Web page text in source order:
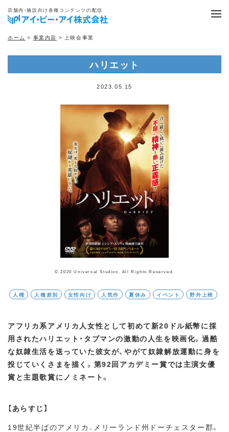
店舗内・施設向け各種コンテンツの配信
ホーム > 事業内容 > 上映会事業
ハリエット
2023.05.15
© 2020 Universal Studios. All Rights Reserved.
人権 人種差別 女性向け 人気作 夏休み イベント 野外上映
アフリカ系アメリカ人女性として初めて新20ドル紙幣に採
用されたハリエット・タブマンの激動の人生を映画化。過酷
な奴隷生活を送っていた彼女が、やがて奴隷解放運動に身を
投じていくさまを描く。第92回アカデミー賞では主演女優
賞と主題歌賞にノミネート。
【あらすじ】
19世紀半ばのアメリカ、メリーランド州ドーチェスター郡。